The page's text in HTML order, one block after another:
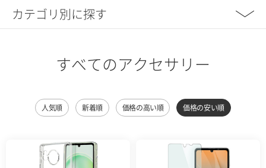
カテゴリ別に探す
すべてのアクセサリー
人気順 新着順 価格の高い順 価格の安い順